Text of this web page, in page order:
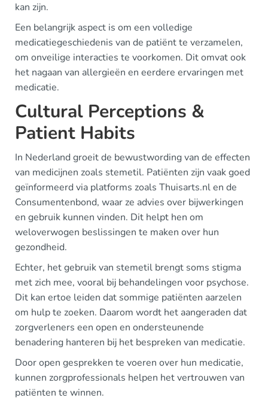
kan zijn.
Een belangrijk aspect is om een volledige
medicatiegeschiedenis van de patiënt te verzamelen,
om onveilige interacties te voorkomen. Dit omvat ook
het nagaan van allergieën en eerdere ervaringen met
medicatie.
Cultural Perceptions &
Patient Habits
In Nederland groeit de bewustwording van de effecten
van medicijnen zoals stemetil. Patiënten zijn vaak goed
geïnformeerd via platforms zoals Thuisarts.nl en de
Consumentenbond, waar ze advies over bijwerkingen
en gebruik kunnen vinden. Dit helpt hen om
weloverwogen beslissingen te maken over hun
gezondheid.
Echter, het gebruik van stemetil brengt soms stigma
met zich mee, vooral bij behandelingen voor psychose.
Dit kan ertoe leiden dat sommige patiënten aarzelen
om hulp te zoeken. Daarom wordt het aangeraden dat
zorgverleners een open en ondersteunende
benadering hanteren bij het bespreken van medicatie.
Door open gesprekken te voeren over hun medicatie,
kunnen zorgprofessionals helpen het vertrouwen van
patiënten te winnen.